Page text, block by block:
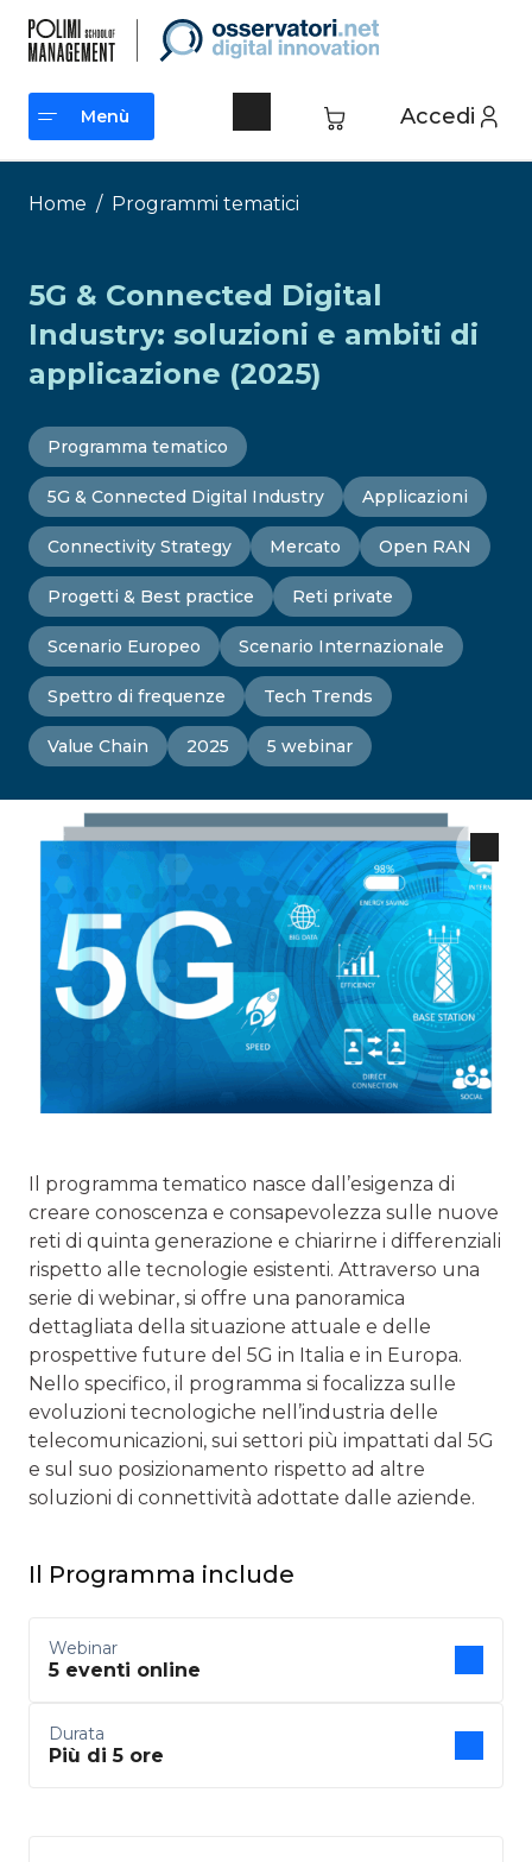
contenuto
Accedi
Menù
Menù
Home / Programmi tematici
5G & Connected Digital
Industry: soluzioni e ambiti di
applicazione (2025)
Programma tematico
5G & Connected Digital Industry Applicazioni
Connectivity Strategy Mercato Open RAN
Progetti & Best practice Reti private
Scenario Europeo Scenario Internazionale
Spettro di frequenze Tech Trends
Value Chain 2025 5 webinar
Il programma tematico nasce dall’esigenza di
creare conoscenza e consapevolezza sulle nuove
reti di quinta generazione e chiarirne i differenziali
rispetto alle tecnologie esistenti. Attraverso una
serie di webinar, si offre una panoramica
dettagliata della situazione attuale e delle
prospettive future del 5G in Italia e in Europa.
Nello specifico, il programma si focalizza sulle
evoluzioni tecnologiche nell’industria delle
telecomunicazioni, sui settori più impattati dal 5G
e sul suo posizionamento rispetto ad altre
soluzioni di connettività adottate dalle aziende.
Il Programma include
Webinar
5 eventi online
Durata
Più di 5 ore